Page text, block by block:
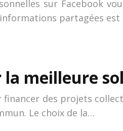
sur Facebook
partagées
meilleure
des projets
Le choix de la…